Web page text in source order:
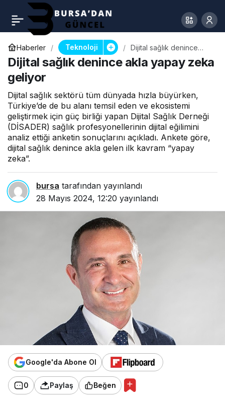
Haberler Teknoloji
Dijital sağlık denince
akla yapay zeka geliyor
Dijital sağlık denince akla yapay zeka
geliyor
Dijital sağlık sektörü tüm dünyada hızla büyürken,
Türkiye’de de bu alanı temsil eden ve ekosistemi
geliştirmek için güç birliği yapan Dijital Sağlık Derneği
(DİSADER) sağlık profesyonellerinin dijital eğilimini
analiz ettiği anketin sonuçlarını açıkladı. Ankete göre,
dijital sağlık denince akla gelen ilk kavram “yapay
zeka”.
bursa tarafından yayınlandı
28 Mayıs 2024, 12:20 yayınlandı
Google'da Abone Ol
0 Paylaş Beğen